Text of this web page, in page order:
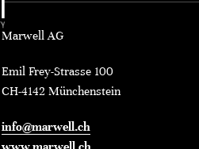
Marwell AG
Emil Frey-Strasse 100
CH-4142 Münchenstein
info@marwell.ch